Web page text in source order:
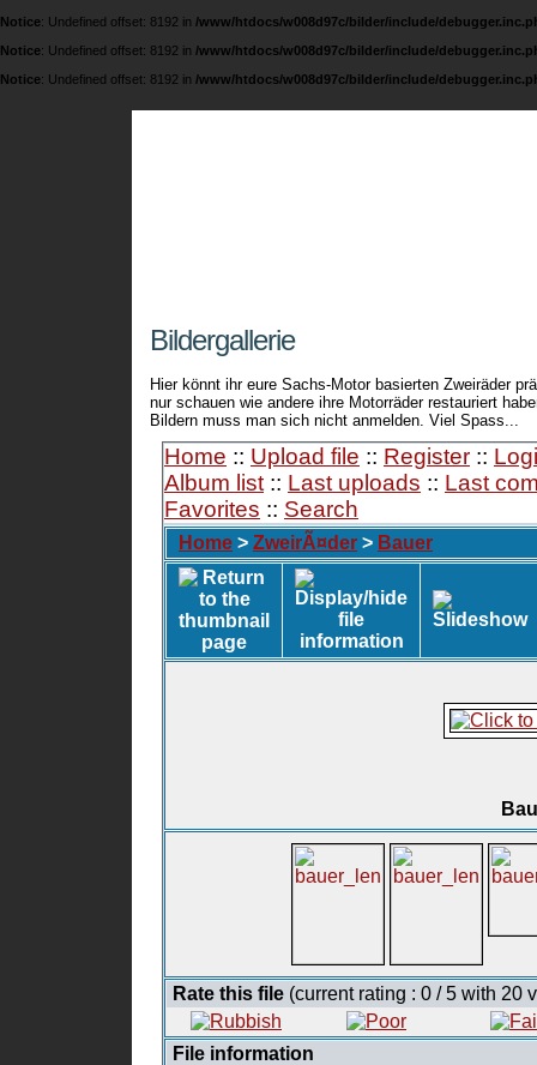
Notice: Undefined offset: 8192 in /www/htdocs/w008d97c/bilder/include/
Notice: Undefined offset: 8192 in /www/htdocs/w008d97c/bilder/include/
Notice: Undefined offset: 8192 in /www/htdocs/w008d97c/bilder/include/
Bildergallerie
Hier könnt ihr eure Sachs-Motor basierten Zweiräder
nur schauen wie andere ihre Motorräder restauriert
Bildern muss man sich nicht anmelden. Viel Spass...
Home :: Upload file :: Register ::
Album list :: Last uploads :: Last
Favorites :: Search
Home > ZweirÃ¤der > Bauer
Rate this file (current rating : 0 / 5 with 20
File information